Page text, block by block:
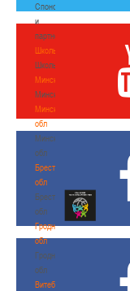
Спонсоры
и
партнеры
Школы
Школы
Минск
Минск
Минская
обл
Минская
обл
Брестская
обл
Брестская
обл
Гродненская
обл
Гродненская
обл
Витебская